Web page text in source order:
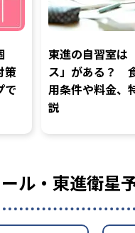
策
で
東進の自習室は
ス」がある？
用条件や料金、
説
ル・東進衛星